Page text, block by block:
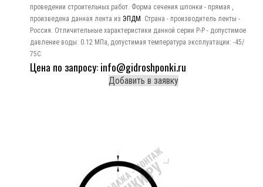
проведении строительных работ. Форма сечения шпонки - прямая ,
произведена данная лента из ЭПДМ . Страна - производитель ленты -
Россия. Отличительные характеристики данной серии Р-Р - допустимое
давление воды: 0.12 МПа, допустимая температура эксплуатации: -45/
75C.
Цена по запросу: info@gidroshponki.ru
Добавить в заявку